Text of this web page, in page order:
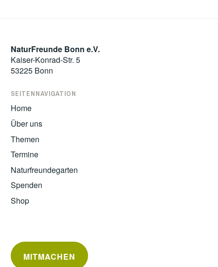
NaturFreunde Bonn e.V.
Kaiser-Konrad-Str. 5
53225 Bonn
SEITENNAVIGATION
Home
Über uns
Themen
Termine
Naturfreundegarten
Spenden
Shop
MITMACHEN